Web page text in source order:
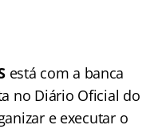
está com a banca
no Diário Oficial do
e executar o